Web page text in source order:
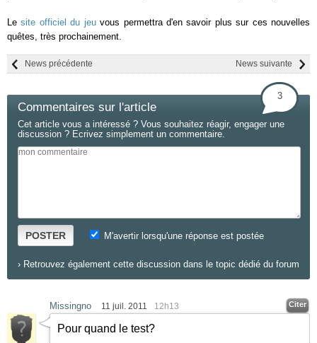
Lesite officiel du jeuvous permettra d'en savoir plus sur ces nouvelles
quêtes, très prochainement.
News suivante
News précédente
Commentaires sur l'article
3
Cet article vous a intéressé ? Vous souhaitez réagir, engager une
discussion ? Ecrivez simplement un commentaire.
POSTER M'avertir lorsqu'une réponse est postée
› Retrouvez également cette discussion dans le topic dédié du forum
Missingno 11 juil. 2011 12h13 Citer
Pour quand le test?